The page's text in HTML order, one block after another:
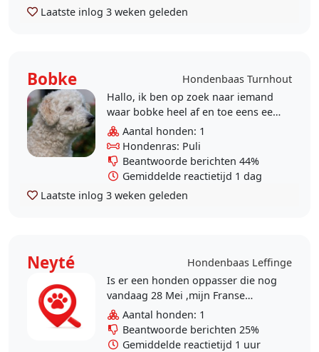
Laatste inlog 3 weken geleden
Bobke
Hondenbaas Turnhout
Hallo, ik ben op zoek naar iemand
waar bobke heel af en toe eens een
dagje terecht kan. Soms ook
wanneer ik er enkele daagjes
tussenuit ben. Bobke..
Aantal honden: 1
Hondenras: Puli
Beantwoorde berichten 44%
Gemiddelde reactietijd 1 dag
Laatste inlog 3 weken geleden
Neyté
Hondenbaas Leffinge
Is er een honden oppasser die nog
vandaag 28 Mei ,mijn Franse
Buldog pup van 4 maand kan
opvangen voor een 5 a 6 tal uren?
Het mag zowel te Leffinge..
Aantal honden: 1
Beantwoorde berichten 25%
Gemiddelde reactietijd 1 uur